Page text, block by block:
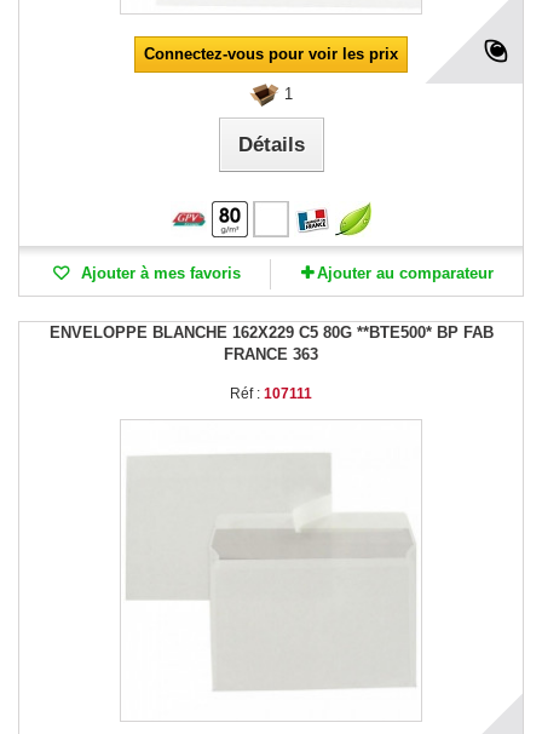
Connectez-vous pour voir les prix
1
Détails
Ajouter à mes favoris Ajouter au comparateur
ENVELOPPE BLANCHE 162X229 C5 80G **BTE500* BP FAB
FRANCE 363
Réf : 107111